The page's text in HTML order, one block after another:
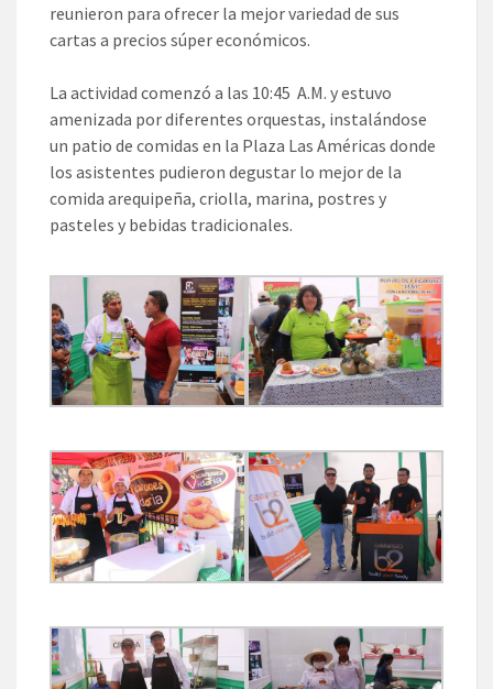
reunieron para ofrecer la mejor variedad de sus
cartas a precios súper económicos.
La actividad comenzó a las 10:45 A.M. y estuvo
amenizada por diferentes orquestas, instalándose
un patio de comidas en la Plaza Las Américas donde
los asistentes pudieron degustar lo mejor de la
comida arequipeña, criolla, marina, postres y
pasteles y bebidas tradicionales.